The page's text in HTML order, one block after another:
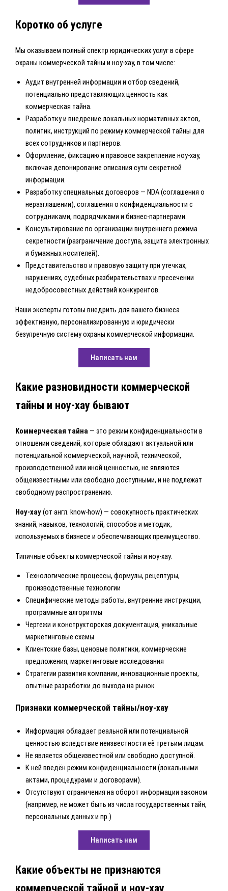
Коротко об услуге
Мы оказываем полный спектр юридических услуг в сфере
охраны коммерческой тайны и ноу-хау, в том числе:
Аудит внутренней информации и отбор сведений,
потенциально представляющих ценность как
коммерческая тайна.
Разработку и внедрение локальных нормативных актов,
политик, инструкций по режиму коммерческой тайны для
всех сотрудников и партнеров.
Оформление, фиксацию и правовое закрепление ноу-хау,
включая депонирование описания сути секретной
информации.
Разработку специальных договоров — NDA (соглашения о
неразглашении), соглашения о конфиденциальности с
сотрудниками, подрядчиками и бизнес-партнерами.
Консультирование по организации внутреннего режима
секретности (разграничение доступа, защита электронных
и бумажных носителей).
Представительство и правовую защиту при утечках,
нарушениях, судебных разбирательствах и пресечении
недобросовестных действий конкурентов.
Наши эксперты готовы внедрить для вашего бизнеса
эффективную, персонализированную и юридически
безупречную систему охраны коммерческой информации.
Написать нам
Какие разновидности коммерческой
тайны и ноу-хау бывают
Коммерческая тайна — это режим конфиденциальности в
отношении сведений, которые обладают актуальной или
потенциальной коммерческой, научной, технической,
производственной или иной ценностью, не являются
общеизвестными или свободно доступными, и не подлежат
свободному распространению.
Ноу-хау(от англ. know-how) — совокупность практических
знаний, навыков, технологий, способов и методик,
используемых в бизнесе и обеспечивающих преимущество.
Типичные объекты коммерческой тайны и ноу-хау:
Технологические процессы, формулы, рецептуры,
производственные технологии
Специфические методы работы, внутренние инструкции,
программные алгоритмы
Чертежи и конструкторская документация, уникальные
маркетинговые схемы
Клиентские базы, ценовые политики, коммерческие
предложения, маркетинговые исследования
Стратегии развития компании, инновационные проекты,
опытные разработки до выхода на рынок
Признаки коммерческой тайны/ноу-хау
Информация обладает реальной или потенциальной
ценностью вследствие неизвестности её третьим лицам.
Не является общеизвестной или свободно доступной.
К ней введён режим конфиденциальности (локальными
актами, процедурами и договорами).
Отсутствуют ограничения на оборот информации законом
(например, не может быть из числа государственных тайн,
персональных данных и пр.)
Написать нам
Какие объекты не признаются
коммерческой тайной и ноу-хау